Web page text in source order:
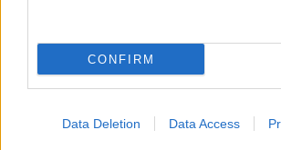
CONFIRM
Data Deletion Data Access
Πρώτο δυνατό τεστ της Εθνικής
εδάφους με Σουηδία